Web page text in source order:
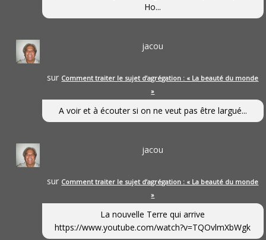
Ho...
jacou
sur Comment traiter le sujet d’agrégation : « La beauté du monde
»
A voir et à écouter si on ne veut pas être largué...
jacou
sur Comment traiter le sujet d’agrégation : « La beauté du monde
»
La nouvelle Terre qui arrive
https://www.youtube.com/watch?v=TQOvlmXbWgk